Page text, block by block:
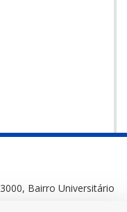
Bairro Universitário